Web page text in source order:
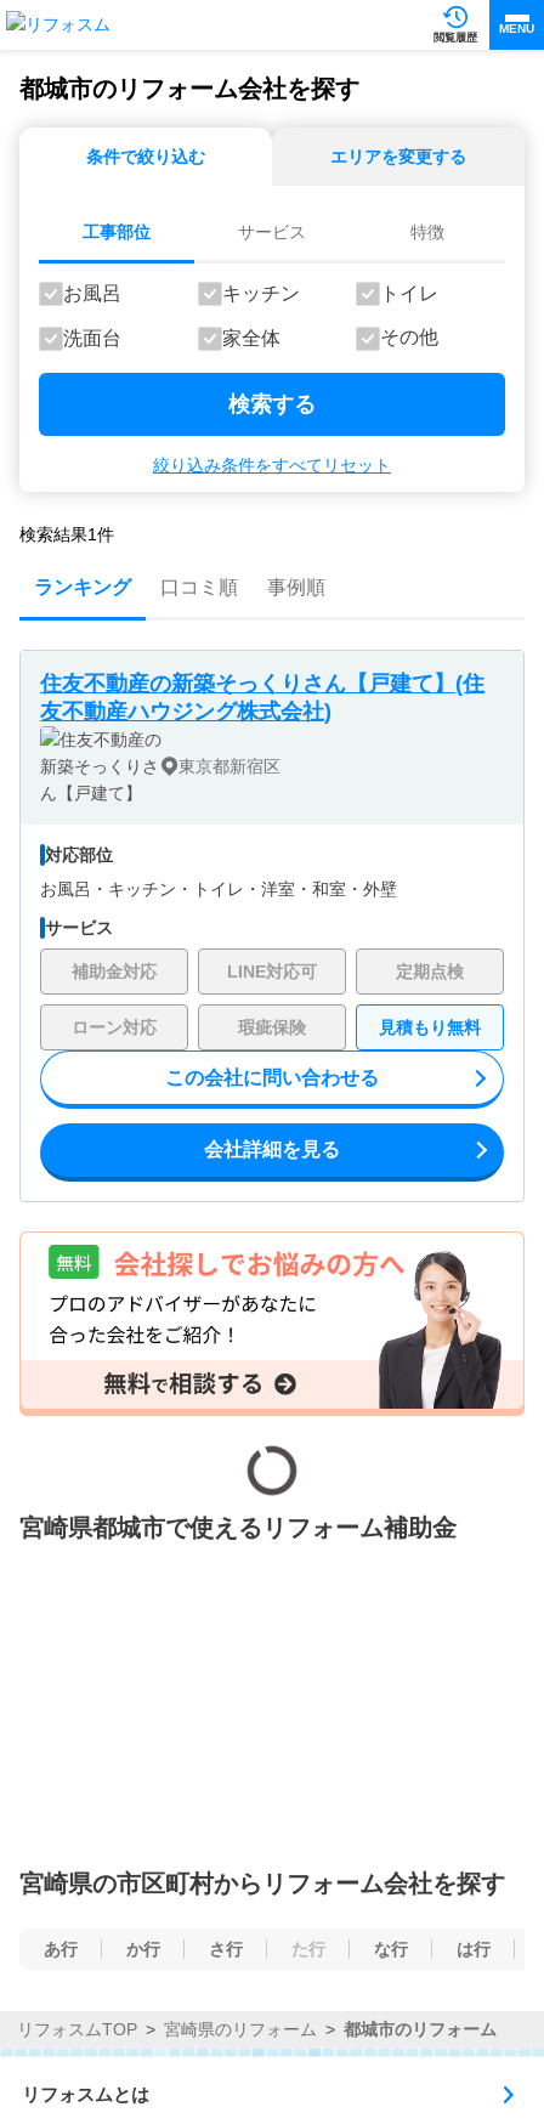
閲覧履歴
MENU
都城市のリフォーム会社を探す
条件で絞り込む エリアを変更する
工事部位 サービス 特徴
お風呂 キッチン トイレ
洗面台 家全体 その他
検索する
絞り込み条件をすべてリセット
検索結果1件
ランキング 口コミ順 事例順
住友不動産の新築そっくりさん【戸建て】(住
友不動産ハウジング株式会社)
東京都新宿区
対応部位
お風呂・ キッチン・ トイレ・ 洋室・ 和室・ 外壁
サービス
補助金対応 LINE対応可 定期点検
ローン対応 瑕疵保険 見積もり無料
この会社に問い合わせる
会社詳細を見る
宮崎県都城市で使えるリフォーム補助金
宮崎県の市区町村からリフォーム会社を探す
あ行 か行 さ行 た行 な行 は行
リフォスムTOP 宮崎県のリフォーム 都城市のリフォーム
リフォスムとは